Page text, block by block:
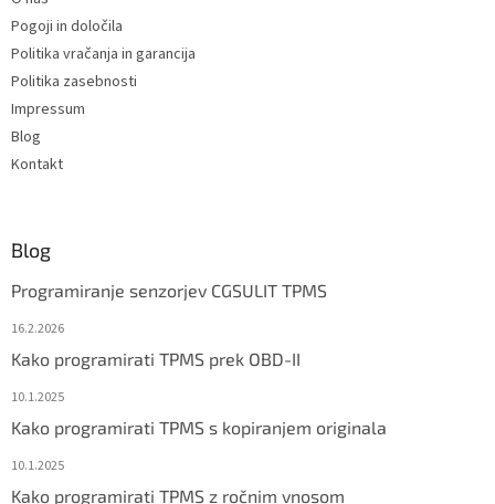
Pogoji in določila
Politika vračanja in garancija
Politika zasebnosti
Impressum
Blog
Kontakt
Blog
Programiranje senzorjev CGSULIT TPMS
16.2.2026
Kako programirati TPMS prek OBD-II
10.1.2025
Kako programirati TPMS s kopiranjem originala
10.1.2025
Kako programirati TPMS z ročnim vnosom